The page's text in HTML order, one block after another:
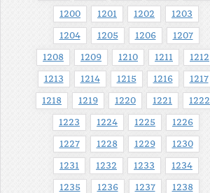
1200 1201 1202 1203
1204 1205 1206 1207
1208 1209 1210 1211 1212
1213 1214 1215 1216 1217
1218 1219 1220 1221 1222
1223 1224 1225 1226
1227 1228 1229 1230
1231 1232 1233 1234
1235 1236 1237 1238